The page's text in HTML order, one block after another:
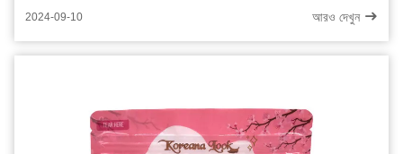
2024-09-10 আরও দেখুন